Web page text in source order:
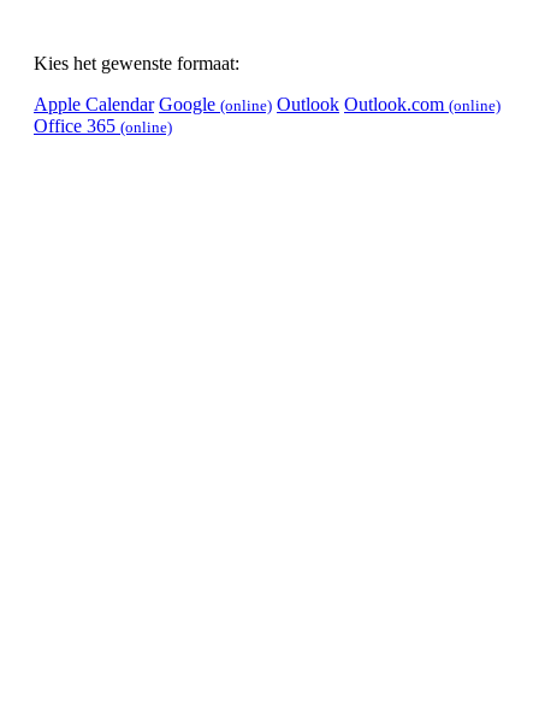
Kies het gewenste formaat:
Apple Calendar Google (online) Outlook Outlook.com (online)
Office 365 (online)